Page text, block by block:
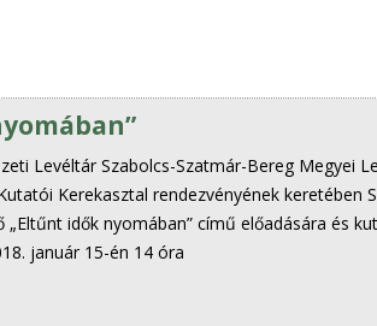
Levéltár Szabolcs-Szatmár-Bereg Megyei
Kerekasztal rendezvényének keretében
idők nyomában” című előadására és
január 15-én 14 óra